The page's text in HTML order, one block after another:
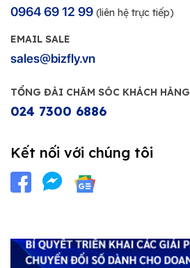
0964 69 12 99 (liên hệ trực tiếp)
EMAIL SALE
sales@bizfly.vn
TỔNG ĐÀI CHĂM SÓC KHÁCH HÀNG
024 7300 6886
Kết nối với chúng tôi